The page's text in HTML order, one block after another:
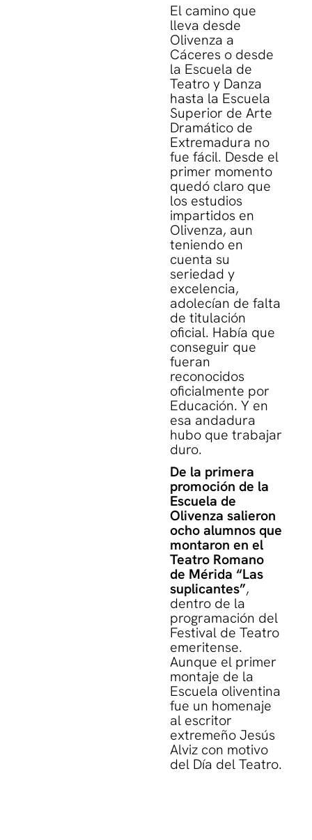
El camino que
lleva desde
Olivenza a
Cáceres o desde
la Escuela de
Teatro y Danza
hasta la Escuela
Superior de Arte
Dramático de
Extremadura no
fue fácil. Desde el
primer momento
quedó claro que
los estudios
impartidos en
Olivenza, aun
teniendo en
cuenta su
seriedad y
excelencia,
adolecían de falta
de titulación
oficial. Había que
conseguir que
fueran
reconocidos
oficialmente por
Educación. Y en
esa andadura
hubo que trabajar
duro.
De la primera
promoción de la
Escuela de
Olivenza salieron
ocho alumnos que
montaron en el
Teatro Romano
de Mérida “Las
suplicantes”,
dentro de la
programación del
Festival de Teatro
emeritense.
Aunque el primer
montaje de la
Escuela oliventina
fue un homenaje
al escritor
extremeño Jesús
Alviz con motivo
del Día del Teatro.